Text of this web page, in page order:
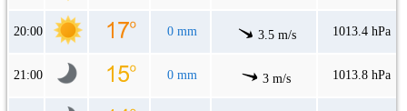
20:00 0 mm 3.5 m/s 1013.4 hPa
21:00 0 mm 3 m/s 1013.8 hPa